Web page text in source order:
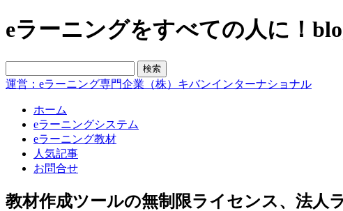
eラーニングをすべての人に！
運営：eラーニング専門企業（株）キバンインターナショナル
ホーム
eラーニングシステム
eラーニング教材
人気記事
お問合せ
教材作成ツールの無制限ライセンス、法人